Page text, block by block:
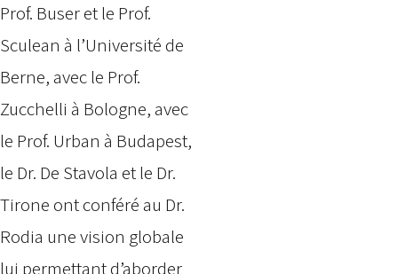
Prof. Buser et le Prof.
Sculean à l’Université de
Berne, avec le Prof.
Zucchelli à Bologne, avec
le Prof. Urban à Budapest,
le Dr. De Stavola et le Dr.
Tirone ont conféré au Dr.
Rodia une vision globale
lui permettant d’aborder